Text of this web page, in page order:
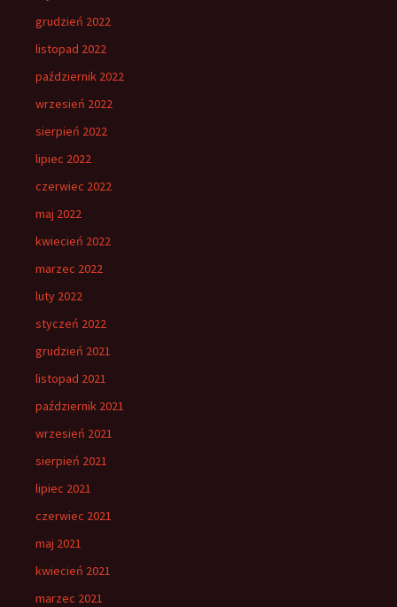
grudzień 2022
listopad 2022
październik 2022
wrzesień 2022
sierpień 2022
lipiec 2022
czerwiec 2022
maj 2022
kwiecień 2022
marzec 2022
luty 2022
styczeń 2022
grudzień 2021
listopad 2021
październik 2021
wrzesień 2021
sierpień 2021
lipiec 2021
czerwiec 2021
maj 2021
kwiecień 2021
marzec 2021